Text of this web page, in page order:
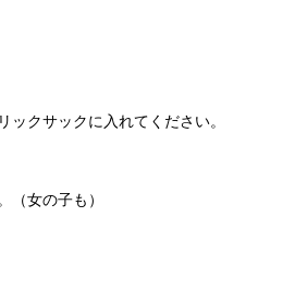
クサックに入れてください。
（女の子も）